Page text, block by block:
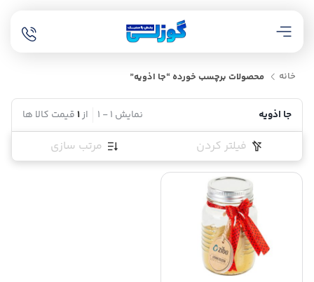
خانه محصولات برچسب خورده “جا اذویه”
جا اذویه نمایش 1
-
1 از1قیمت کالا ها
فیلتر کردن مرتب سازی